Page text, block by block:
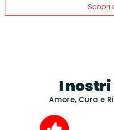
Scopri
I
Amore, Cura e